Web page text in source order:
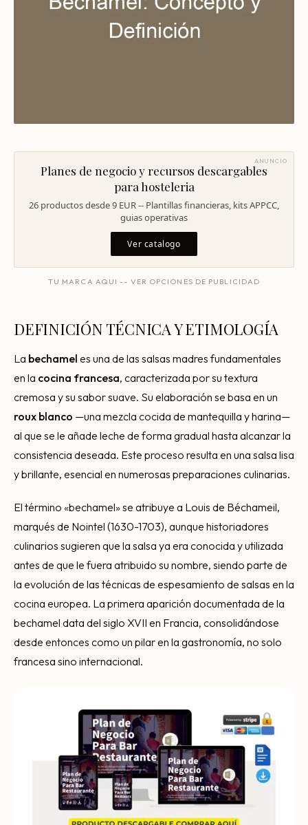
Mentoría Gastronómica
Transformación Digital
Atraer clientes
Falta de personal
Rotación de personal
Cuánto cuesta abrir
Permisos en Madrid
Licencias Barcelona
Por qué fracasan
Traspasar restaurante
Mi restaurante va a cerrar
ANUNCIO
Planes de negocio y recursos descargables
para hosteleria
26 productos desde 9 EUR -- Plantillas financieras, kits APPCC,
guias operativas
Ver catalogo
TU MARCA AQUI -- VER OPCIONES DE PUBLICIDAD
DEFINICIÓN TÉCNICA Y ETIMOLOGÍA
La bechamel es una de las salsas madres fundamentales
en la cocina francesa, caracterizada por su textura
cremosa y su sabor suave. Su elaboración se basa en un
roux blanco —una mezcla cocida de mantequilla y harina—
al que se le añade leche de forma gradual hasta alcanzar la
consistencia deseada. Este proceso resulta en una salsa lisa
y brillante, esencial en numerosas preparaciones culinarias.
El término «bechamel» se atribuye a Louis de Béchameil,
marqués de Nointel (1630-1703), aunque historiadores
culinarios sugieren que la salsa ya era conocida y utilizada
antes de que le fuera atribuido su nombre, siendo parte de
la evolución de las técnicas de espesamiento de salsas en la
cocina europea. La primera aparición documentada de la
bechamel data del siglo XVII en Francia, consolidándose
desde entonces como un pilar en la gastronomía, no solo
francesa sino internacional.